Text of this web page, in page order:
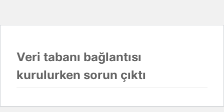
Veri tabanı bağlantısı
kurulurken sorun çıktı